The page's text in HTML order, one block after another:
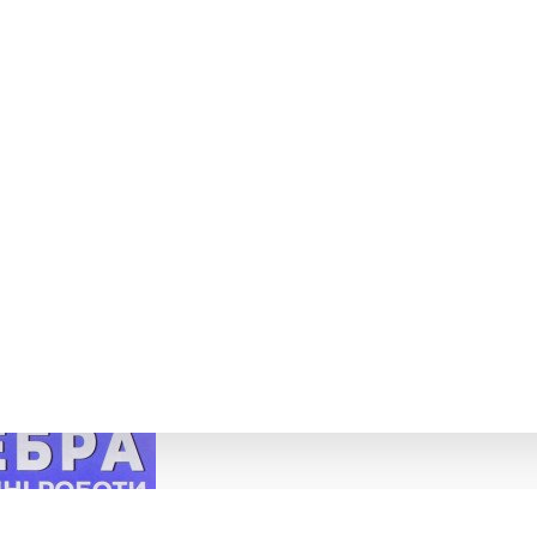
АЛГЕБРА 7 КЛАС + ГЕОМЕТРІЯ